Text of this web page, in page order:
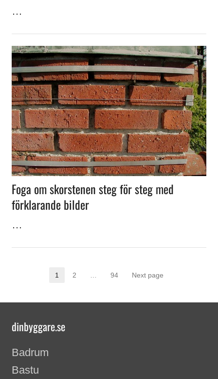
…
Foga om skorstenen steg för steg med
förklarande bilder
…
Page
1 Page
2 … Page
94 Next page
dinbyggare.se
Badrum
Bastu